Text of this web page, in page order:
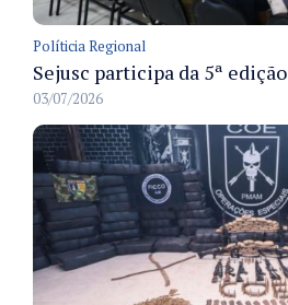
Políticia Regional
03/07/2026